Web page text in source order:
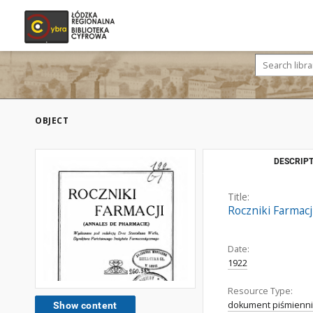
OBJECT
Show content
Title:
Roczniki
Date:
1922
Resource Type:
dokument